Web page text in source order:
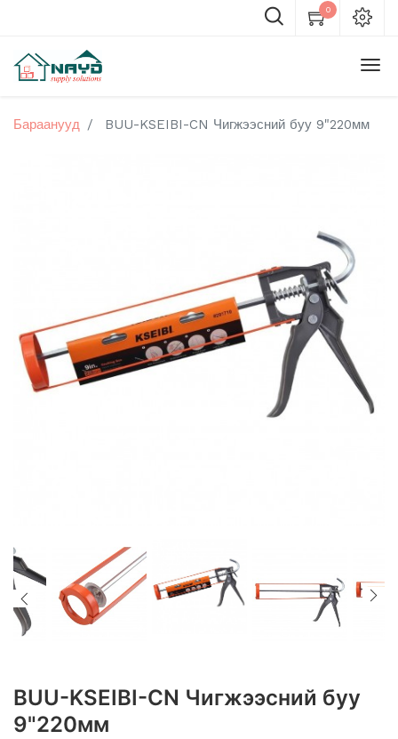
0
Бараанууд BUU-KSEIBI-CN Чигжээсний буу 9"220мм
BUU-KSEIBI-CN Чигжээсний буу
9"220мм